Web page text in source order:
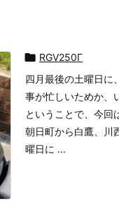
 RGV250Γ
四月最後の土曜日に
事が忙しいためか、
ということで、今回
朝日町から白鷹、川
曜日に ...